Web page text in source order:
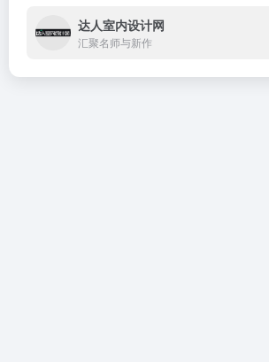
达人室内设计网
汇聚名师与新作